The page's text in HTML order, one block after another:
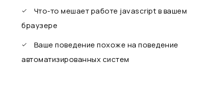
Что-то мешает работе javascript в вашем
браузере
Ваше поведение похоже на поведение
автоматизированных систем